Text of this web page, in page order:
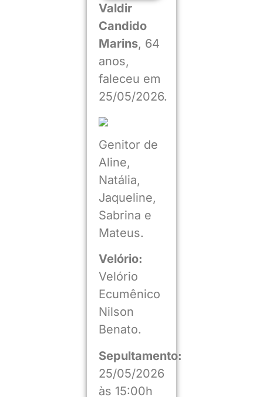
Valdir
Candido
Marins, 64
anos,
faleceu em
25/05/2026.
Genitor de
Aline,
Natália,
Jaqueline,
Sabrina e
Mateus.
Velório:
Velório
Ecumênico
Nilson
Benato.
Sepultamento:
25/05/2026
às 15:00h